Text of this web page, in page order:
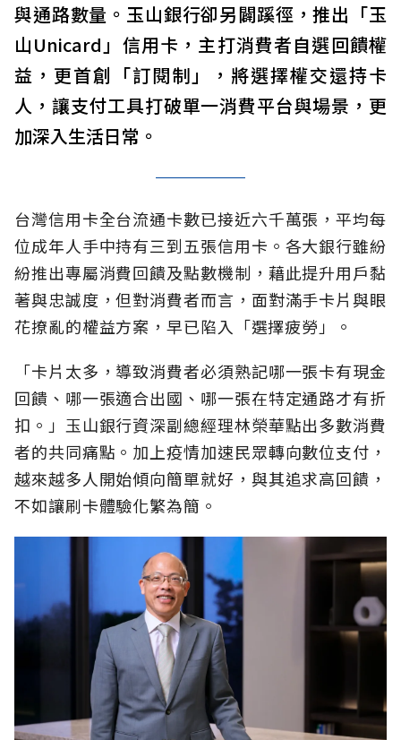
與通路數量。玉山銀行卻另闢蹊徑，推出「玉
山Unicard」信用卡，主打消費者自選回饋權
益，更首創「訂閱制」，將選擇權交還持卡
人，讓支付工具打破單一消費平台與場景，更
加深入生活日常。
台灣信用卡全台流通卡數已接近六千萬張，平均每
位成年人手中持有三到五張信用卡。各大銀行雖紛
紛推出專屬消費回饋及點數機制，藉此提升用戶黏
著與忠誠度，但對消費者而言，面對滿手卡片與眼
花撩亂的權益方案，早已陷入「選擇疲勞」。
「卡片太多，導致消費者必須熟記哪一張卡有現金
回饋、哪一張適合出國、哪一張在特定通路才有折
扣。」玉山銀行資深副總經理林榮華點出多數消費
者的共同痛點。加上疫情加速民眾轉向數位支付，
越來越多人開始傾向簡單就好，與其追求高回饋，
不如讓刷卡體驗化繁為簡。